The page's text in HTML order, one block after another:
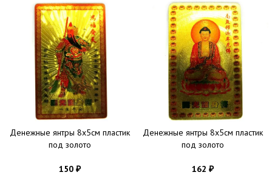
Денежные янтры 8х5см пластик
под золото
150 ₽
Денежные янтры 8х5см пластик
под золото
162 ₽